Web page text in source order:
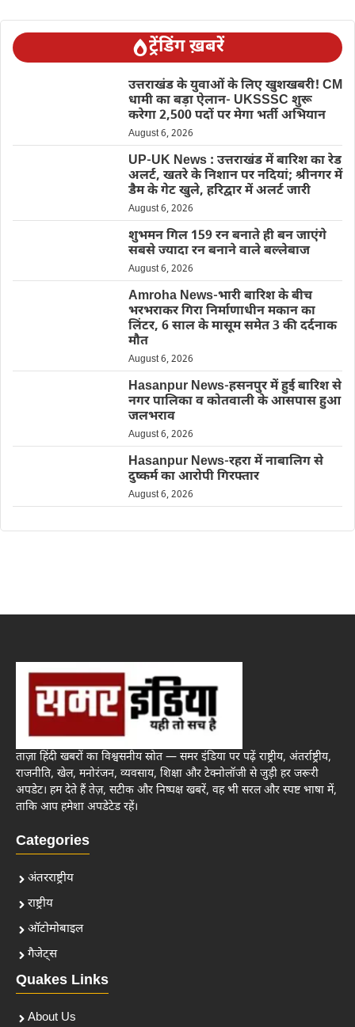
ट्रेंडिंग ख़बरें
उत्तराखंड के युवाओं के लिए खुशखबरी! CM
धामी का बड़ा ऐलान- UKSSSC शुरू
करेगा 2,500 पदों पर मेगा भर्ती अभियान
August 6, 2026
UP-UK News : उत्तराखंड में बारिश का रेड
अलर्ट, खतरे के निशान पर नदियां; श्रीनगर में
डैम के गेट खुले, हरिद्वार में अलर्ट जारी
August 6, 2026
शुभमन गिल 159 रन बनाते ही बन जाएंगे
सबसे ज्यादा रन बनाने वाले बल्लेबाज
August 6, 2026
Amroha News-भारी बारिश के बीच
भरभराकर गिरा निर्माणाधीन मकान का
लिंटर, 6 साल के मासूम समेत 3 की दर्दनाक
मौत
August 6, 2026
Hasanpur News-हसनपुर में हुई बारिश से
नगर पालिका व कोतवाली के आसपास हुआ
जलभराव
August 6, 2026
Hasanpur News-रहरा में नाबालिग से
दुष्कर्म का आरोपी गिरफ्तार
August 6, 2026
ताज़ा हिंदी खबरों का विश्वसनीय स्रोत — समर इंडिया पर पढ़ें राष्ट्रीय, अंतर्राष्ट्रीय,
राजनीति, खेल, मनोरंजन, व्यवसाय, शिक्षा और टेक्नोलॉजी से जुड़ी हर जरूरी
अपडेट। हम देते हैं तेज़, सटीक और निष्पक्ष खबरें, वह भी सरल और स्पष्ट भाषा में,
ताकि आप हमेशा अपडेटेड रहें।
Categories
अंतरराष्ट्रीय
राष्ट्रीय
ऑटोमोबाइल
गैजेट्स
Quakes Links
About Us